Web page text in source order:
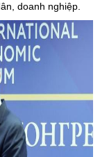
doanh nghiệp.